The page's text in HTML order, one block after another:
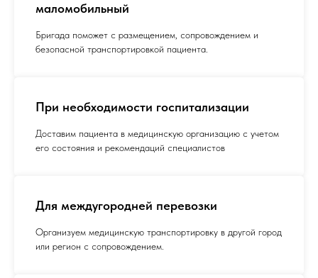
маломобильный
Бригада поможет с размещением, сопровождением и
безопасной транспортировкой пациента.
При необходимости госпитализации
Доставим пациента в медицинскую организацию с учетом
его состояния и рекомендаций специалистов
Для междугородней перевозки
Организуем медицинскую транспортировку в другой город
или регион с сопровождением.